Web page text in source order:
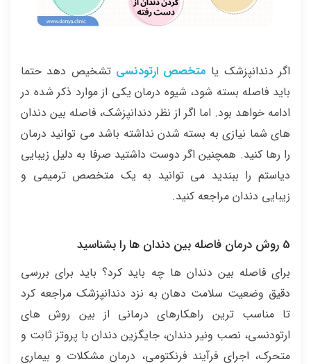
اگر دندانپزشک یا متخصص ارتودنسی تشخیص دهد حتما
باید فاصله بسته شود، شیوه درمان یکی از موارد ذکر شده در
ادامه خواهد بود. اما اگر از نظر دندانپزشک، فاصله بین دندان
های شما نیازی به بسته شدن نداشته باشد می توانید درمان
را رها کنید. همچنین اگر دوست داشتید صرفا به دلیل زیبایی
دیاستم را ببندید می توانید به یک متخصص ترمیمی و
زیبایی دندان مراجعه کنید.
5 روش درمان فاصله بین دندان ها را بشناسید
برای فاصله بین دندان ها چه باید کرد؟ باید برای بررسی
دقیق وضعیت سلامت دهان به نزد دندانپزشک مراجعه کرد
تا مناسب ترین راهکارهای درمانی از بین روش های
ارتودنسی، نصب ونیر دندان، جایگزین دندان با پروتز ثابت و
متحرک، اجرای فرآیند فرنکتومی، درمان مشکلات و بیماری